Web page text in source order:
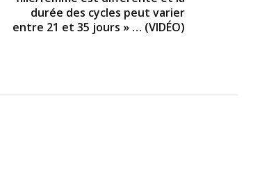
durée des cycles peut varier
entre 21 et 35 jours » … (VIDÉO)